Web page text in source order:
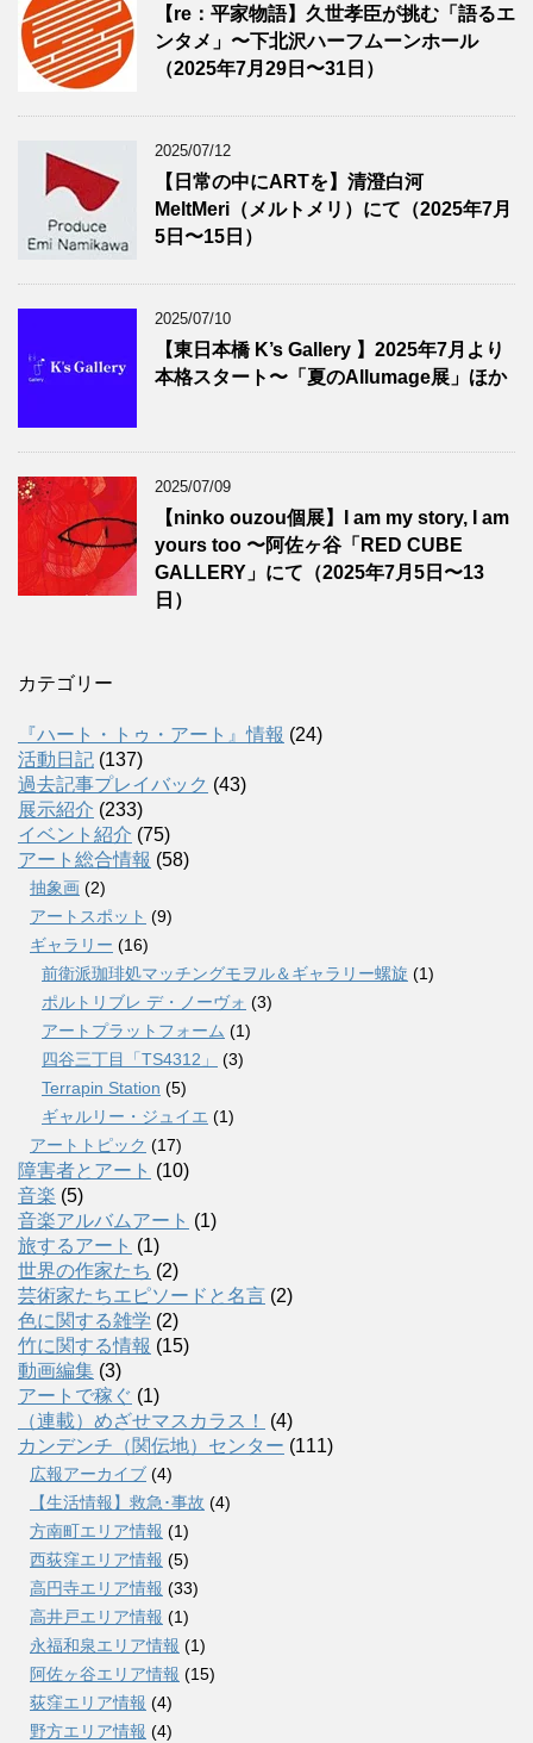
【re：平家物語】久世孝臣が挑む「語るエ
ンタメ」〜下北沢ハーフムーンホール
（2025年7月29日〜31日）
2025/07/12
【日常の中にARTを】清澄白河
MeltMeri（メルトメリ）にて（2025年7月
5日〜15日）
2025/07/10
【東日本橋 K’s Gallery 】2025年7月より
本格スタート〜「夏のAllumage展」ほか
2025/07/09
【ninko ouzou個展】I am my story, I am
yours too 〜阿佐ヶ谷「RED CUBE
GALLERY」にて（2025年7月5日〜13
日）
カテゴリー
『ハート・トゥ・アート』情報 (24)
活動日記 (137)
過去記事プレイバック (43)
展示紹介 (233)
イベント紹介 (75)
アート総合情報 (58)
抽象画 (2)
アートスポット (9)
ギャラリー (16)
前衛派珈琲処マッチングモヲル＆ギャラリー螺旋 (1)
ポルトリブレ デ・ノーヴォ (3)
アートプラットフォーム (1)
四谷三丁目「TS4312」
(3)
Terrapin Station (5)
ギャルリー・ジュイエ (1)
アートトピック (17)
障害者とアート (10)
音楽 (5)
音楽アルバムアート (1)
旅するアート (1)
世界の作家たち (2)
芸術家たちエピソードと名言 (2)
色に関する雑学 (2)
竹に関する情報 (15)
動画編集 (3)
アートで稼ぐ (1)
（連載）めざせマスカラス！
(4)
カンデンチ（関伝地）センター (111)
広報アーカイブ (4)
【生活情報】救急･事故 (4)
方南町エリア情報 (1)
西荻窪エリア情報 (5)
高円寺エリア情報 (33)
高井戸エリア情報 (1)
永福和泉エリア情報 (1)
阿佐ヶ谷エリア情報 (15)
荻窪エリア情報 (4)
野方エリア情報 (4)